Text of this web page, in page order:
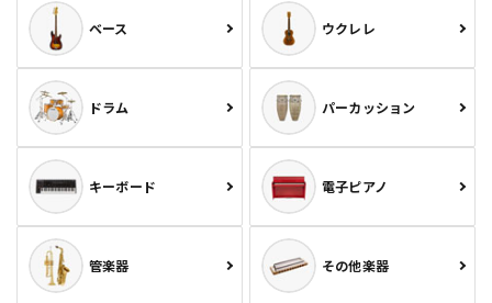
ベース ウクレレ
ドラム パーカッション
キーボード 電子ピアノ
管楽器 その他楽器